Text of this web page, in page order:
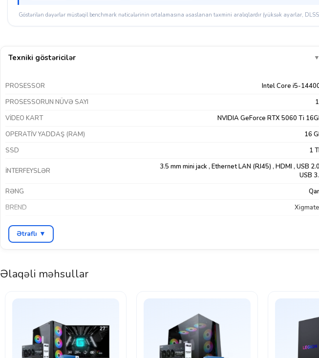
Göstərilən dəyərlər müstəqil benchmark nəticələrinin ortalamasına əsaslanan təxmini aralıqlardır (yüksək ayarlar,
Texniki göstəricilər ▼
PROSESSOR
Intel Core i5-
PROSESSORUN NÜVƏ SAYI
VIDEO KART
NVIDIA GeForce RTX 5060 Ti
OPERATIV YADDAŞ (RAM)
16
SSD
1
İNTERFEYSLƏR 3.5 mm mini jack , Ethernet LAN (RJ45) , HDMI , USB 2.0
USB
RƏNG
BREND
Ətraflı ▼
Əlaqəli məhsullar